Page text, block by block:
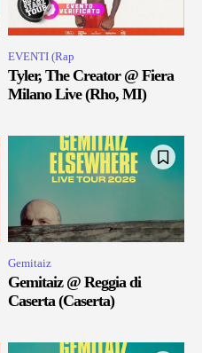
EVENTI (Rap
Tyler, The Creator @ Fiera
Milano Live (Rho, MI)
Gemitaiz
Gemitaiz @ Reggia di
Caserta (Caserta)